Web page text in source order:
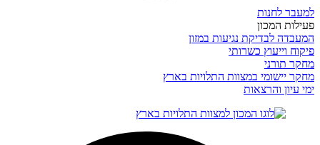
למעבר לחנות
פעילות המכון
המעבדה לבדיקת נגיעות במזון
פיקוח וייעוץ כשרותי
מחקר תורני
מחקר יישומי במצוות התלויות בארץ
ימי עיון והרצאות